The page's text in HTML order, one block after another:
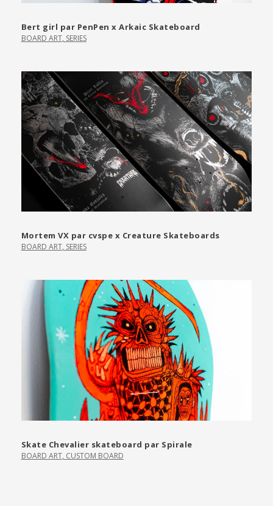
Bert girl par PenPen x Arkaic Skateboard
BOARD ART, SERIES
Mortem VX par cvspe x Creature Skateboards
BOARD ART, SERIES
Skate Chevalier skateboard par Spirale
BOARD ART, CUSTOM BOARD